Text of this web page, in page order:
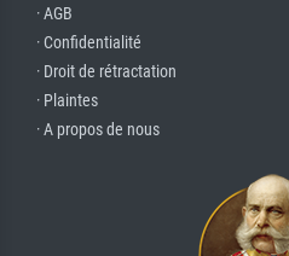
· AGB
· Confidentialité
· Droit de rétractation
· Plaintes
· A propos de nous